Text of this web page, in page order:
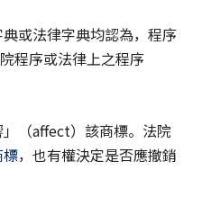
或法律字典均認為，程序
程序或法律上之程序
（affect）該商標。法院
標，也有權決定是否應撤銷